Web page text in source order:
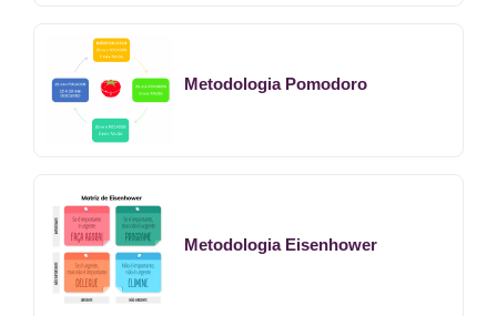
Metodologia Pomodoro
Metodologia Eisenhower